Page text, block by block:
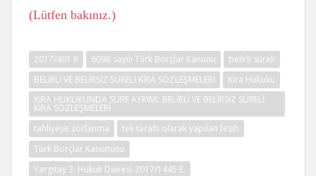
(Lütfen bakınız.)
2017/401 K 6098 sayılı Türk Borçlar Kanunu
belirli süreli
BELİRLİ VE BELİRSİZ SÜRELİ KİRA SÖZLEŞMELERİ
Kira Hukuku
KİRA HUKUKUNDA SÜRE AYRIMI: BELİRLİ VE BELİRSİZ SÜRELİ
KİRA SÖZLEŞMELERİ
tahliyeye zorlanma
tek taraflı olarak yapılan fesih
Türk Borçlar Kanununu
Yargıtay 3. Hukuk Dairesi 2017/1445 E.